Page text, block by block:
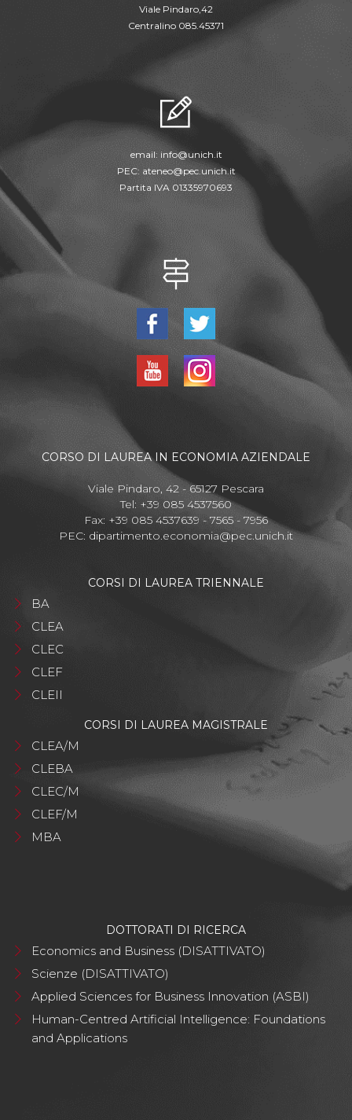
Viale Pindaro,42
Centralino 085.45371
email: info@unich.it
PEC: ateneo@pec.unich.it
Partita IVA 01335970693
CORSO DI LAUREA IN ECONOMIA AZIENDALE
Viale Pindaro, 42 - 65127 Pescara
Tel: +39 085 4537560
Fax: +39 085 4537639 - 7565 - 7956
PEC: dipartimento.economia@pec.unich.it
CORSI DI LAUREA TRIENNALE
BA
CLEA
CLEC
CLEF
CLEII
CORSI DI LAUREA MAGISTRALE
CLEA/M
CLEBA
CLEC/M
CLEF/M
MBA
DOTTORATI DI RICERCA
Economics and Business (DISATTIVATO)
Scienze (DISATTIVATO)
Applied Sciences for Business Innovation (ASBI)
Human-Centred Artificial Intelligence: Foundations
and Applications